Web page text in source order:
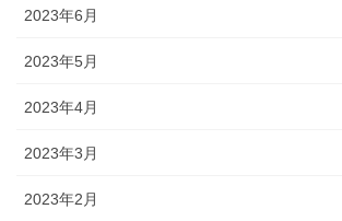
2023年6月
2023年5月
2023年4月
2023年3月
2023年2月